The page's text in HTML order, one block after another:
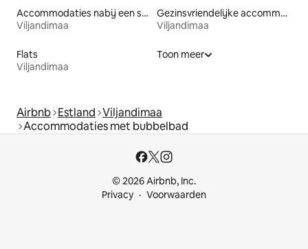
Accommodaties nabij een strand
Viljandimaa
Gezinsvriendelijke accommodaties
Viljandimaa
Flats
Viljandimaa
Toon meer
Airbnb Estland Viljandimaa
Accommodaties met bubbelbad
© 2026 Airbnb, Inc.
Privacy
Voorwaarden